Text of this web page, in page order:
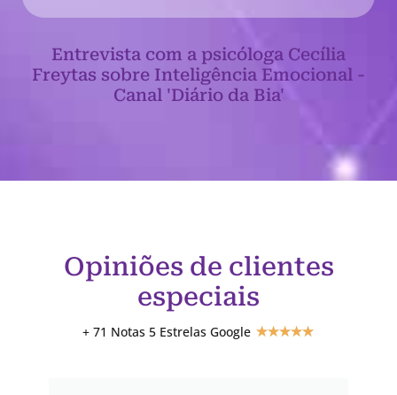
Entrevista com a psicóloga Cecília
Freytas sobre Inteligência Emocional -
Canal 'Diário da Bia'
Opiniões de clientes
especiais
+ 71 Notas 5 Estrelas Google ★★★★★